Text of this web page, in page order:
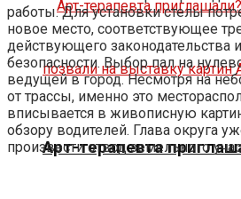
Арт-терапевта
работы. Для установки стелы
новое место, соответствующее
действующего законодательства
безопасности. Выбор пал на
ведущей в город. Несмотря на
от трассы, именно это
вписывается в живописную
обзору водителей. Глава округа
произвести отвод земельного